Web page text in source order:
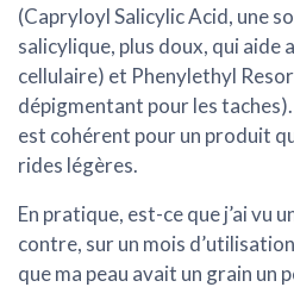
(Capryloyl Salicylic Acid, une
salicylique, plus doux, qui aide
cellulaire) et Phenylethyl
dépigmentant pour les
est cohérent pour un produit
rides légères.
En pratique, est-ce que j’ai vu
contre, sur un mois
que ma peau avait un grain un